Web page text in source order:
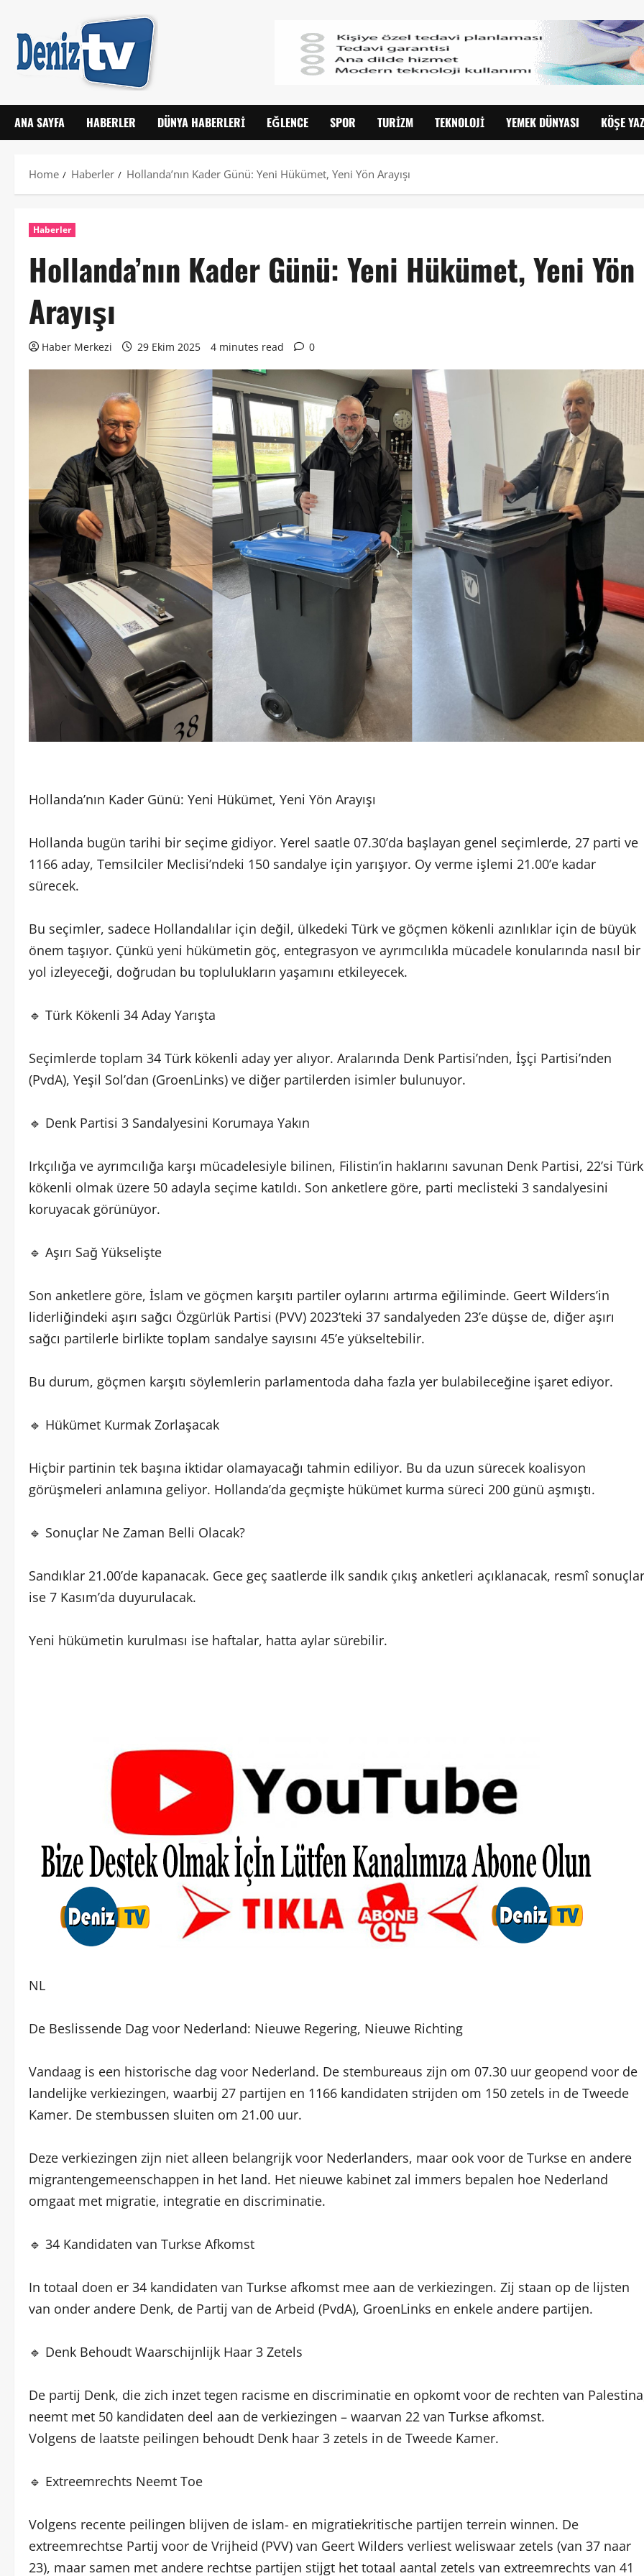
ANA SAYFA HABERLER DÜNYA HABERLERI EĞLENCE SPOR TURIZM TEKNOLOJI YEMEK DÜNYASI KÖŞE
Home Haberler Hollanda’nın Kader Günü: Yeni Hükümet, Yeni Yön Arayışı
Haberler
Hollanda’nın Kader Günü: Yeni Hükümet, Yeni Yön
Arayışı
Haber Merkezi 29 Ekim 2025 4 minutes read 0
Hollanda’nın Kader Günü: Yeni Hükümet, Yeni Yön Arayışı
Hollanda bugün tarihi bir seçime gidiyor. Yerel saatle 07.30’da başlayan genel seçimlerde, 27 parti ve
1166 aday, Temsilciler Meclisi’ndeki 150 sandalye için yarışıyor. Oy verme işlemi 21.00’e kadar
sürecek.
Bu seçimler, sadece Hollandalılar için değil, ülkedeki Türk ve göçmen kökenli azınlıklar için de büyük
önem taşıyor. Çünkü yeni hükümetin göç, entegrasyon ve ayrımcılıkla mücadele konularında nasıl bir
yol izleyeceği, doğrudan bu toplulukların yaşamını etkileyecek.
🔹 Türk Kökenli 34 Aday Yarışta
Seçimlerde toplam 34 Türk kökenli aday yer alıyor. Aralarında Denk Partisi’nden, İşçi Partisi’nden
(PvdA), Yeşil Sol’dan (GroenLinks) ve diğer partilerden isimler bulunuyor.
🔹 Denk Partisi 3 Sandalyesini Korumaya Yakın
Irkçılığa ve ayrımcılığa karşı mücadelesiyle bilinen, Filistin’in haklarını savunan Denk Partisi, 22’si Türk
kökenli olmak üzere 50 adayla seçime katıldı. Son anketlere göre, parti meclisteki 3 sandalyesini
koruyacak görünüyor.
🔹 Aşırı Sağ Yükselişte
Son anketlere göre, İslam ve göçmen karşıtı partiler oylarını artırma eğiliminde. Geert Wilders’in
liderliğindeki aşırı sağcı Özgürlük Partisi (PVV) 2023’teki 37 sandalyeden 23’e düşse de, diğer aşırı
sağcı partilerle birlikte toplam sandalye sayısını 45’e yükseltebilir.
Bu durum, göçmen karşıtı söylemlerin parlamentoda daha fazla yer bulabileceğine işaret ediyor.
🔹 Hükümet Kurmak Zorlaşacak
Hiçbir partinin tek başına iktidar olamayacağı tahmin ediliyor. Bu da uzun sürecek koalisyon
görüşmeleri anlamına geliyor. Hollanda’da geçmişte hükümet kurma süreci 200 günü aşmıştı.
🔹 Sonuçlar Ne Zaman Belli Olacak?
Sandıklar 21.00’de kapanacak. Gece geç saatlerde ilk sandık çıkış anketleri açıklanacak, resmî sonuçlar
ise 7 Kasım’da duyurulacak.
Yeni hükümetin kurulması ise haftalar, hatta aylar sürebilir.
NL
De Beslissende Dag voor Nederland: Nieuwe Regering, Nieuwe Richting
Vandaag is een historische dag voor Nederland. De stembureaus zijn om 07.30 uur geopend voor de
landelijke verkiezingen, waarbij 27 partijen en 1166 kandidaten strijden om 150 zetels in de Tweede
Kamer. De stembussen sluiten om 21.00 uur.
Deze verkiezingen zijn niet alleen belangrijk voor Nederlanders, maar ook voor de Turkse en andere
migranten­gemeenschappen in het land. Het nieuwe kabinet zal immers bepalen hoe Nederland
omgaat met migratie, integratie en discriminatie.
🔹 34 Kandidaten van Turkse Afkomst
In totaal doen er 34 kandidaten van Turkse afkomst mee aan de verkiezingen. Zij staan op de lijsten
van onder andere Denk, de Partij van de Arbeid (PvdA), GroenLinks en enkele andere partijen.
🔹 Denk Behoudt Waarschijnlijk Haar 3 Zetels
De partij Denk, die zich inzet tegen racisme en discriminatie en opkomt voor de rechten van
neemt met 50 kandidaten deel aan de verkiezingen – waarvan 22 van Turkse afkomst.
Volgens de laatste peilingen behoudt Denk haar 3 zetels in de Tweede Kamer.
🔹 Extreemrechts Neemt Toe
Volgens recente peilingen blijven de islam- en migratie­kritische partijen terrein winnen. De
extreemrechtse Partij voor de Vrijheid (PVV) van Geert Wilders verliest weliswaar zetels (van 37 naar
23), maar samen met andere rechtse partijen stijgt het totaal aantal zetels van extreemrechts van 41